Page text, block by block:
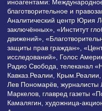
иноагентами:
благотворительное и
Аналитический центр Юрия
заключённых», «Институт
движений»,
защиты прав граждан»,
исследований», Голос
Радио Свобода, телеканал
Кавказ.Реалии,
Лев Пономарёв,
Маркелов, главред газеты
Камалягин, художница-